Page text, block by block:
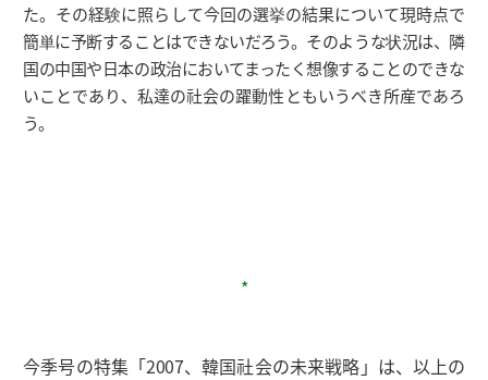
た。その経験に照らして今回の選挙の結果について現時点で
簡単に予断することはできないだろう。そのような状況は、隣
国の中国や日本の政治においてまったく想像することのできな
いことであり、私達の社会の躍動性ともいうべき所産であろ
う。
*
今季号の特集「2007、韓国社会の未来戦略」は、以上の